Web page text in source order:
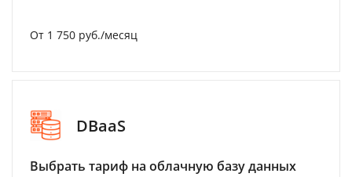
От 1 750 руб./месяц
DBaaS
Выбрать тариф на облачную базу данных